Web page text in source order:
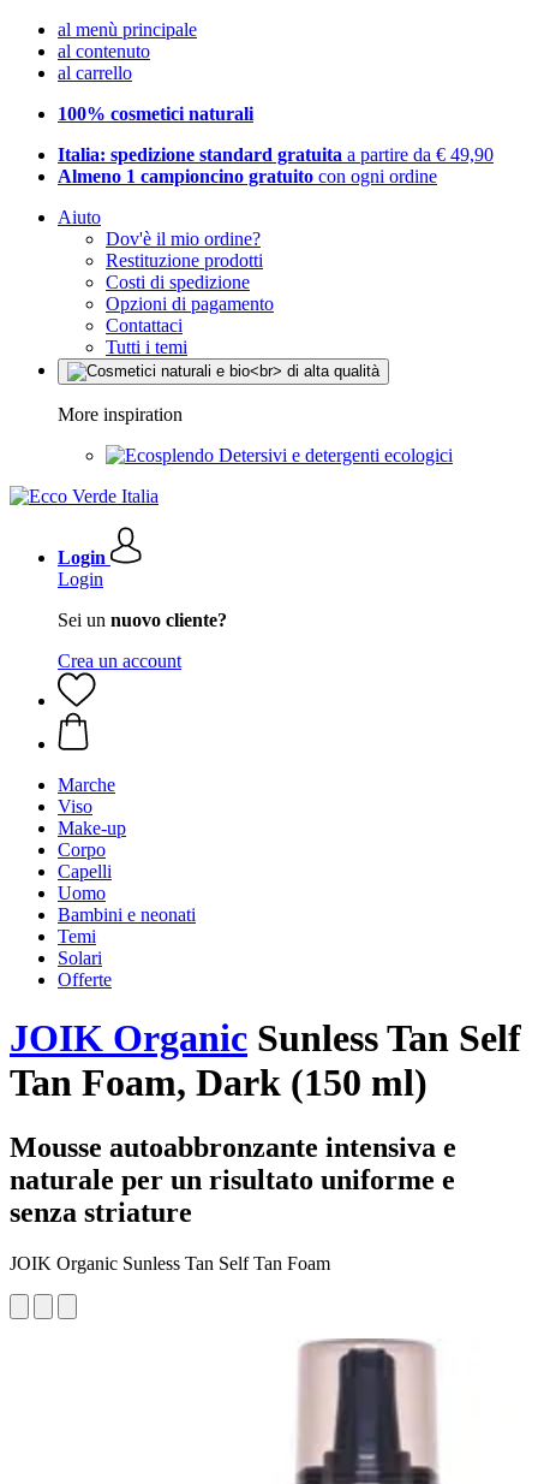
al menù principale
al contenuto
al carrello
100% cosmetici naturali
Italia: spedizione standard gratuita a partire da € 49,90
Almeno 1 campioncino gratuito con ogni ordine
Aiuto
Dov'è il mio ordine?
Restituzione prodotti
Costi di spedizione
Opzioni di pagamento
Contattaci
Tutti i temi
More inspiration
Detersivi e detergenti ecologici
Login
Login
Sei un nuovo cliente?
Crea un account
Marche
Viso
Make-up
Corpo
Capelli
Uomo
Bambini e neonati
Temi
Solari
Offerte
JOIK Organic Sunless Tan Self
Tan Foam, Dark (150 ml)
Mousse autoabbronzante intensiva e
naturale per un risultato uniforme e
senza striature
JOIK Organic Sunless Tan Self Tan Foam